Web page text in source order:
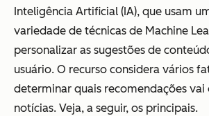
Inteligência Artificial (IA), que usam
variedade de técnicas de Machine
personalizar as sugestões de
usuário. O recurso considera vários
determinar quais recomendações
notícias. Veja, a seguir, os principais.